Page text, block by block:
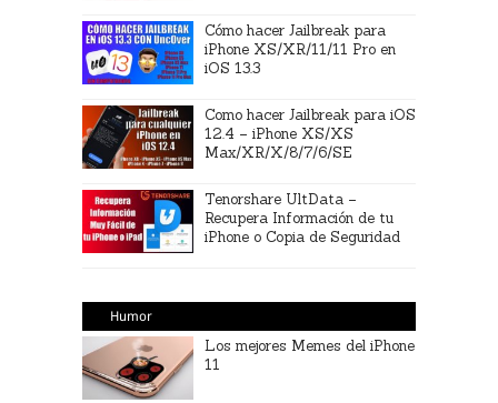
Cómo hacer Jailbreak para
iPhone XS/XR/11/11 Pro en
iOS 13.3
Como hacer Jailbreak para iOS
12.4 – iPhone XS/XS
Max/XR/X/8/7/6/SE
Tenorshare UltData –
Recupera Información de tu
iPhone o Copia de Seguridad
Humor
Los mejores Memes del iPhone
11